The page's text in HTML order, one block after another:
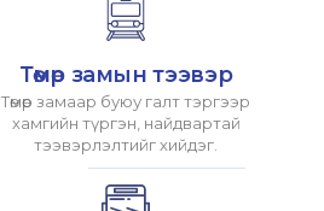
Төмөр замын тээвэр
Төмөр замаар буюу галт тэргээр
хамгийн түргэн, найдвартай
тээвэрлэлтийг хийдэг.